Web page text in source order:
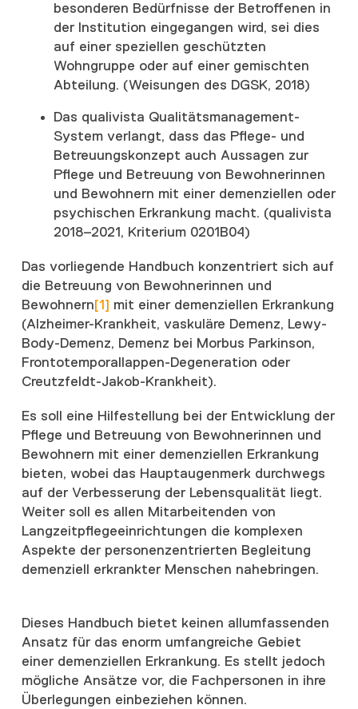
besonderen Bedürfnisse der Betroffenen in
der Institution eingegangen wird, sei dies
auf einer speziellen geschützten
Wohngruppe oder auf einer gemischten
Abteilung. (Weisungen des DGSK, 2018)
Das qualivista Qualitätsmanagement-
System verlangt, dass das Pflege- und
Betreuungskonzept auch Aussagen zur
Pflege und Betreuung von Bewohnerinnen
und Bewohnern mit einer demenziellen oder
psychischen Erkrankung macht. (qualivista
2018–2021, Kriterium 0201B04)
Das vorliegende Handbuch konzentriert sich auf
die Betreuung von Bewohnerinnen und
Bewohnern[1] mit einer demenziellen Erkrankung
(Alzheimer-Krankheit, vaskuläre Demenz, Lewy-
Body-Demenz, Demenz bei Morbus Parkinson,
Frontotemporallappen-Degeneration oder
Creutzfeldt-Jakob-Krankheit).
Es soll eine Hilfestellung bei der Entwicklung der
Pflege und Betreuung von Bewohnerinnen und
Bewohnern mit einer demenziellen Erkrankung
bieten, wobei das Hauptaugenmerk durchwegs
auf der Verbesserung der Lebensqualität liegt.
Weiter soll es allen Mitarbeitenden von
Langzeitpflegeeinrichtungen die komplexen
Aspekte der personenzentrierten Begleitung
demenziell erkrankter Menschen nahebringen.
Dieses Handbuch bietet keinen allumfassenden
Ansatz für das enorm umfangreiche Gebiet
einer demenziellen Erkrankung. Es stellt jedoch
mögliche Ansätze vor, die Fachpersonen in ihre
Überlegungen einbeziehen können.